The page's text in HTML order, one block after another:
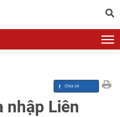
nhập Liên